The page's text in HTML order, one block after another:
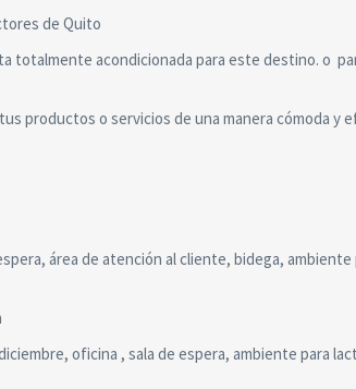
de Quito
totalmente acondicionada para este destino. o
productos o servicios de una manera cómoda y
área de atención al cliente, bidega, ambiente
oficina , sala de espera, ambiente para